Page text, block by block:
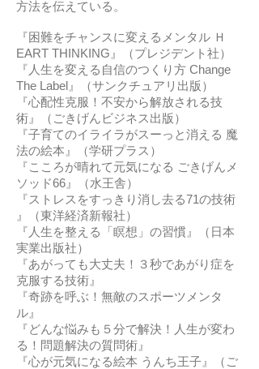
方法を伝えている。
『困難をチャンスに変えるメンタル Ｈ
EART THINKING』（プレジデント社）
『人生を変える自信のつくり方 Change
The Label』（サンクチュアリ出版）
『心配性克服！不安から解放される技
術』（ごきげんビジネス出版）
『子育てのイライラがスーっと消える 魔
法の絵本』（学研プラス）
『こころが晴れて元気になる ごきげんメ
ソッド66』（水王舎）
『ストレスをすっきり消し去る71の技術
』（東洋経済新報社）
『人生を整える「瞑想」の習慣』（日本
実業出版社）
『あがっても大丈夫！３秒であがり症を
克服する技術』
『奇跡を呼ぶ！無敵のスポーツメンタ
ル』
『どんな悩みも５分で解決！人生が変わ
る！問題解決の質問術』
『心が元気になる絵本 うんち王子』（ご